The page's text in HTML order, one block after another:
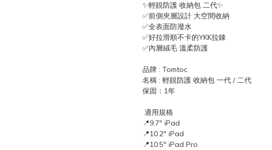
✨輕靚防護 收納包 二代✨
✅前側夾層設計 大空間收納
✅全表面防潑水
✅好拉滑順不卡的YKK拉錬
✅內層絨毛 溫柔防護
品牌 : Tomtoc
名稱 : 輕靚防護 收納包 一代 / 二代
保固：1年
適用規格
📍9.7" iPad
📍10.2" iPad
📍10.5" iPad Pro